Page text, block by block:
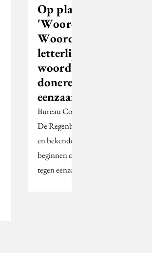
Op platform
'Woord voor
Woord' kun je
letterlijk
woorden
doneren tegen
eenzaamheid
Bureau Code d’Azur,
De Regenboog Groep
en bekende auteurs
beginnen campagne
tegen eenzaamheid.